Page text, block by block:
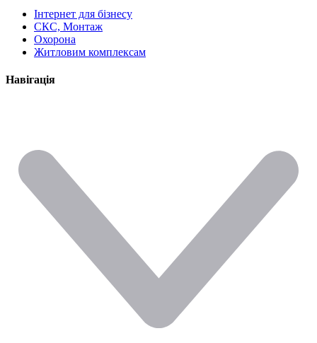
Інтернет для бізнесу
СКС, Монтаж
Охорона
Житловим комплексам
Навігація